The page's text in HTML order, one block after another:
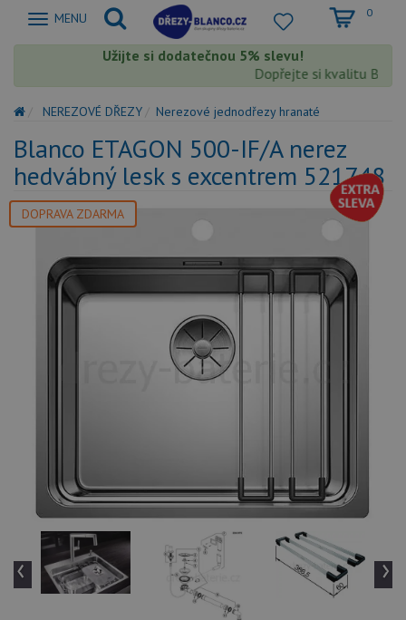
Zobrazit
MENU 0
Užijte si dodatečnou 5% slevu!
Dopřejte si kvalitu
NEREZOVÉ DŘEZY Nerezové jednodřezy hranaté
Blanco ETAGON 500-IF/A nerez
hedvábný lesk s excentrem 521748
DOPRAVA ZDARMA
‹ ›